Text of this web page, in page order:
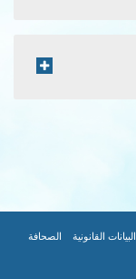
البيانات القانونية الصحافة